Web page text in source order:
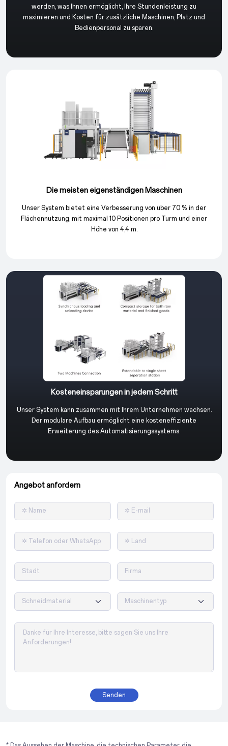
werden, was Ihnen ermöglicht, Ihre Stundenleistung zu
maximieren und Kosten für zusätzliche Maschinen, Platz und
Bedienpersonal zu sparen.
Die meisten eigenständigen Maschinen
Unser System bietet eine Verbesserung von über 70 % in der
Flächennutzung, mit maximal 10 Positionen pro Turm und einer
Höhe von 4,4 m.
Kosteneinsparungen in jedem Schritt
Unser System kann zusammen mit Ihrem Unternehmen wachsen.
Der modulare Aufbau ermöglicht eine kosteneffiziente
Erweiterung des Automatisierungssystems.
Angebot anfordern
Senden